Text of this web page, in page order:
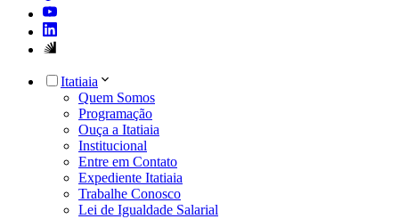
Itatiaia
Quem Somos
Programação
Ouça a Itatiaia
Institucional
Entre em Contato
Expediente Itatiaia
Trabalhe Conosco
Lei de Igualdade Salarial